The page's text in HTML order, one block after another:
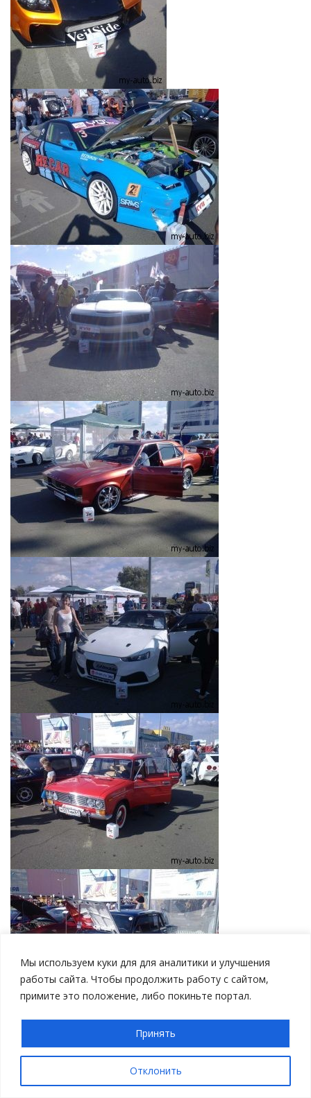
Мы используем куки для для аналитики и улучшения
работы сайта. Чтобы продолжить работу с сайтом,
примите это положение, либо покиньте портал.
Отклонить
Принять